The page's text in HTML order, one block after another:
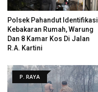
Polsek Pahandut Identifikasi
Kebakaran Rumah, Warung
Dan 8 Kamar Kos Di Jalan
R.A. Kartini
P. RAYA